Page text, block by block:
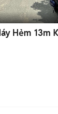
Hẻm 13m